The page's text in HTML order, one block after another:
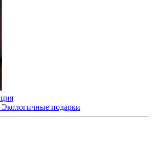
подарки